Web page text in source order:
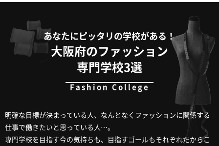
あなたにピッタリの学校がある！
大阪府のファッション
専門学校3選
明確な目標が決まっている人、なんとなくファッションに関係する
仕事で働きたいと思っている人…。
専門学校を目指す今の気持ちも、目指すゴールもそれぞれだからこ